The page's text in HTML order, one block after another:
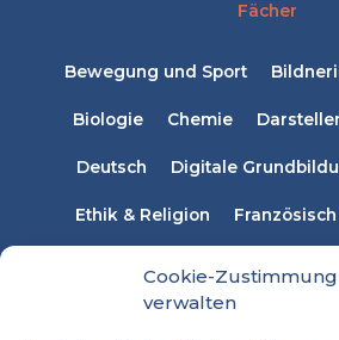
Cookie-Zustimmung
verwalten
Fächer
Bewegung und Sport
Biologie Chemie
Deutsch Digitale
Ethik & Religion Französisch
Musikerziehung